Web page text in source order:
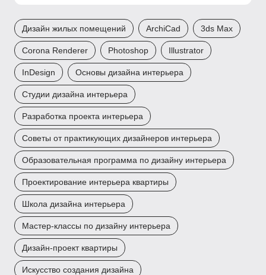
Дизайн жилых помещений ArchiCad 3ds Max
Corona Renderer Photoshop Illustrator
InDesign Основы дизайна интерьера
Студии дизайна интерьера
Разработка проекта интерьера
Советы от практикующих дизайнеров интерьера
Образовательная программа по дизайну интерьера
Проектирование интерьера квартиры
Школа дизайна интерьера
Мастер-классы по дизайну интерьера
Дизайн-проект квартиры
Искусство создания дизайна